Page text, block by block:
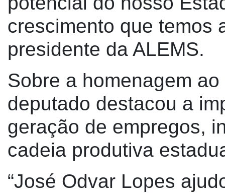
crescimento que temos
presidente da ALEMS.
Sobre a homenagem
deputado destacou a
geração de empregos,
cadeia produtiva
“José Odvar Lopes